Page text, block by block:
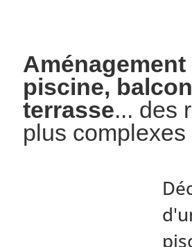
Aménagement
piscine,
terrasse... des
plus complexes